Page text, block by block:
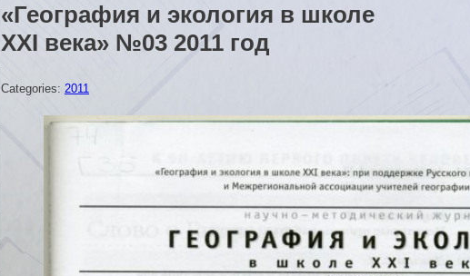
«География и экология в школе
XXI века» №03 2011 год
Categories: 2011